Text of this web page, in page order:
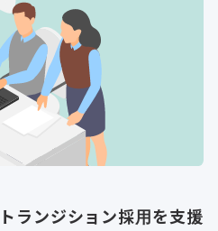
ランジション採用を支援